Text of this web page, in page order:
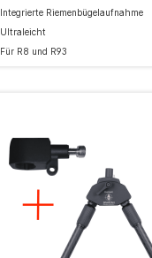
Integrierte Riemenbügelaufnahme
Ultraleicht
Für R8 und R93